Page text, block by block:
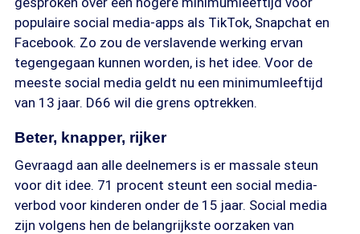
populaire social media-apps als TikTok, Snapchat en
Facebook. Zo zou de verslavende werking ervan
tegengegaan kunnen worden, is het idee. Voor de
meeste social media geldt nu een minimumleeftijd
van 13 jaar. D66 wil die grens optrekken.
Beter, knapper, rijker
Gevraagd aan alle deelnemers is er massale steun
voor dit idee. 71 procent steunt een social media-
verbod voor kinderen onder de 15 jaar. Social media
zijn volgens hen de belangrijkste oorzaken van